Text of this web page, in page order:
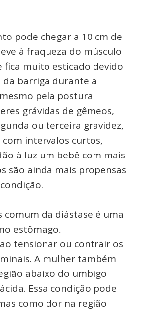
pode chegar a 10 cm de
à fraqueza do músculo
fica muito esticado devido
da barriga durante a
pela postura
grávidas de gêmeos,
ou terceira gravidez,
intervalos curtos,
à luz um bebê com mais
são ainda mais propensas
comum da diástase é uma
estômago,
tensionar ou contrair os
A mulher também
abaixo do umbigo
Essa condição pode
como dor na região